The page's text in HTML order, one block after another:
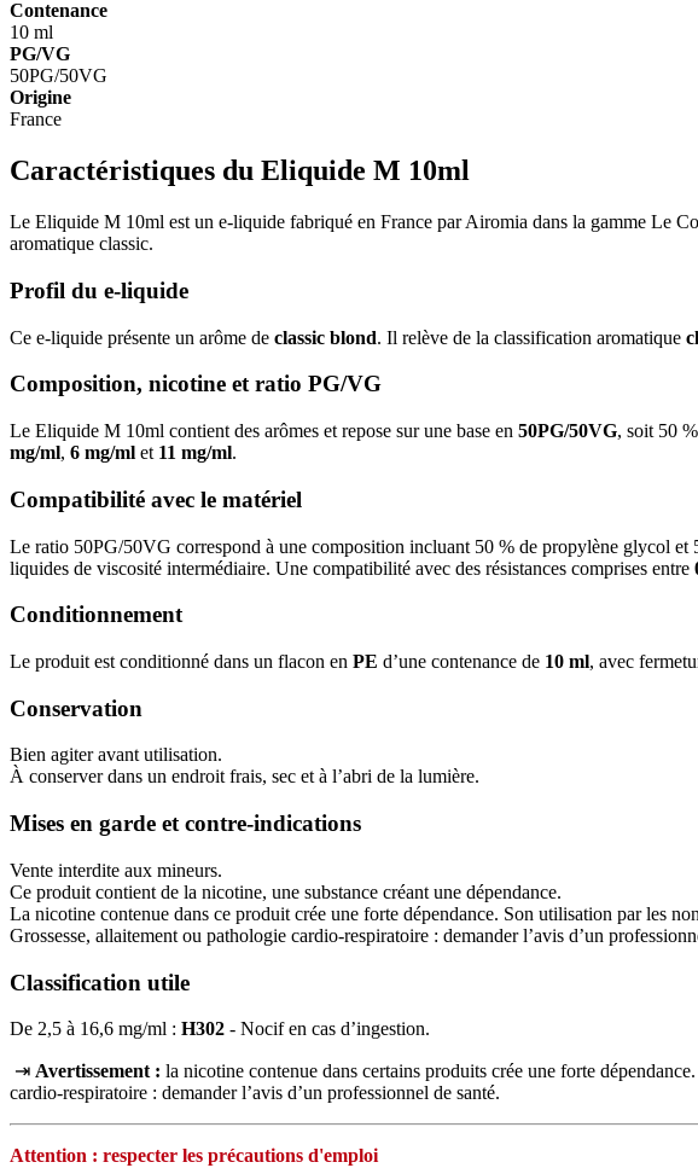
Contenance
10 ml
PG/VG
50PG/50VG
Origine
France
Caractéristiques du Eliquide M 10ml
Le Eliquide M 10ml est un e-liquide fabriqué en France par Airomia dans la gamme Le
aromatique classic.
Profil du e-liquide
Ce e-liquide présente un arôme de classic blond. Il relève de la classification aromatique
Composition, nicotine et ratio PG/VG
Le Eliquide M 10ml contient des arômes et repose sur une base en 50PG/50VG, soit 50
mg/ml, 6 mg/ml et 11 mg/ml.
Compatibilité avec le matériel
Le ratio 50PG/50VG correspond à une composition incluant 50 % de propylène glycol
liquides de viscosité intermédiaire. Une compatibilité avec des résistances comprises entre
Conditionnement
Le produit est conditionné dans un flacon en PE d’une contenance de 10 ml, avec
Conservation
Bien agiter avant utilisation.
À conserver dans un endroit frais, sec et à l’abri de la lumière.
Mises en garde et contre-indications
Vente interdite aux mineurs.
Ce produit contient de la nicotine, une substance créant une dépendance.
La nicotine contenue dans ce produit crée une forte dépendance. Son utilisation par les
Grossesse, allaitement ou pathologie cardio-respiratoire : demander l’avis d’un
Classification utile
De 2,5 à 16,6 mg/ml : H302 - Nocif en cas d’ingestion.
⇥ Avertissement : la nicotine contenue dans certains produits crée une forte
cardio‑respiratoire : demander l’avis d’un professionnel de santé.
Attention : respecter les précautions d'emploi